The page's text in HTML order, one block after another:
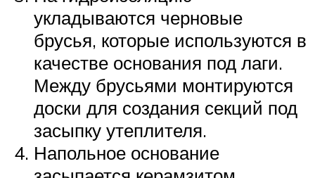
укладываются черновые
брусья, которые используются в
качестве основания под лаги.
Между брусьями монтируются
доски для создания секций под
засыпку утеплителя.
Напольное основание